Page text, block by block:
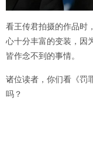
看王传君拍摄的作品时
心十分丰富的变装，因
皆作念不到的事情。
诸位读者，你们看《罚
吗？